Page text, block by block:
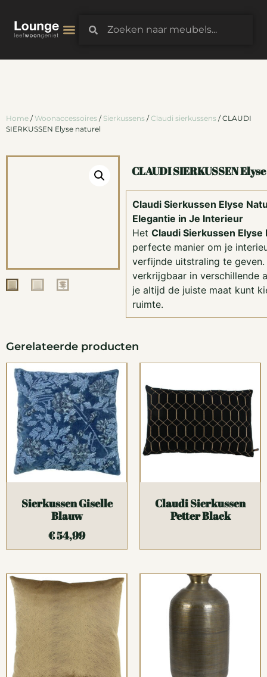
Home / Woonaccessoires / Sierkussens /Claudi sierkussens / CLAUDI
SIERKUSSEN Elyse naturel
CLAUDI SIERKUSSEN
Claudi Sierkussen Elyse
Elegantie in Je Interieur
Het Claudi Sierkussen Elyse
perfecte manier om je
verfijnde uitstraling te geven.
verkrijgbaar in verschillende
je altijd de juiste maat kunt
ruimte.
Gerelateerde producten
Sierkussen Giselle
Blauw
€54,99
Claudi Sierkussen
Petter Black